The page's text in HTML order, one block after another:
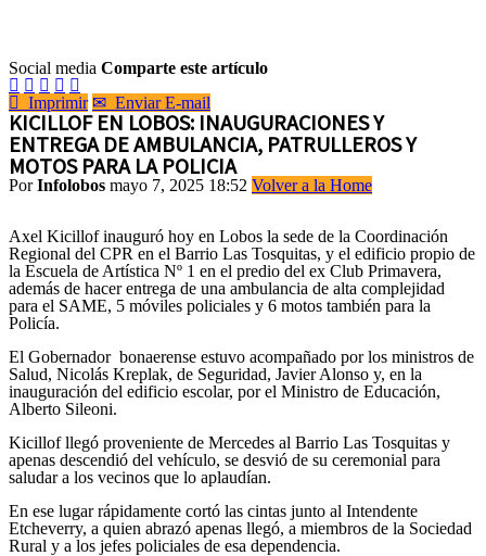
Social media Comparte este artículo
    
 Imprimir ✉ Enviar E-mail
KICILLOF EN LOBOS: INAUGURACIONES Y
ENTREGA DE AMBULANCIA, PATRULLEROS Y
MOTOS PARA LA POLICIA
PorInfolobos mayo 7, 2025 18:52 Volver a la Home
Axel Kicillof inauguró hoy en Lobos la sede de la Coordinación
Regional del CPR en el Barrio Las Tosquitas, y el edificio propio de
la Escuela de Artística Nº 1 en el predio del ex Club Primavera,
además de hacer entrega de una ambulancia de alta complejidad
para el SAME, 5 móviles policiales y 6 motos también para la
Policía.
El Gobernador bonaerense estuvo acompañado por los ministros de
Salud, Nicolás Kreplak, de Seguridad, Javier Alonso y, en la
inauguración del edificio escolar, por el Ministro de Educación,
Alberto Sileoni.
Kicillof llegó proveniente de Mercedes al Barrio Las Tosquitas y
apenas descendió del vehículo, se desvió de su ceremonial para
saludar a los vecinos que lo aplaudían.
En ese lugar rápidamente cortó las cintas junto al Intendente
Etcheverry, a quien abrazó apenas llegó, a miembros de la Sociedad
Rural y a los jefes policiales de esa dependencia.